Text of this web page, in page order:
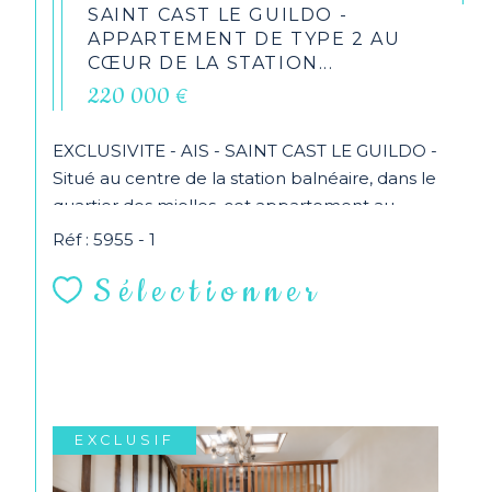
SAINT CAST LE GUILDO -
APPARTEMENT DE TYPE 2 AU
CŒUR DE LA STATION...
220 000 €
EXCLUSIVITE - AIS - SAINT CAST LE GUILDO -
Situé au centre de la station balnéaire, dans le
quartier des mielles, cet appartement au...
Réf : 5955 - 1
Sélectionner
EXCLUSIF